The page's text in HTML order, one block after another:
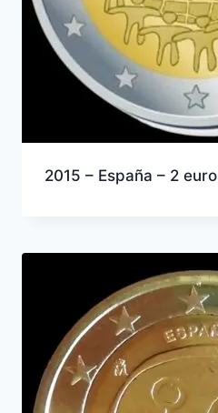
2015 – España – 2